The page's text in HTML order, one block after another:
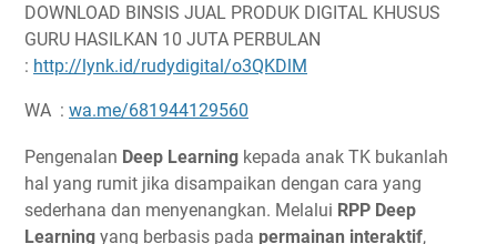
DOWNLOAD BINSIS JUAL PRODUK DIGITAL KHUSUS
GURU HASILKAN 10 JUTA PERBULAN
: http://lynk.id/rudydigital/o3QKDlM
WA : wa.me/681944129560
Pengenalan Deep Learning kepada anak TK bukanlah
hal yang rumit jika disampaikan dengan cara yang
sederhana dan menyenangkan. Melalui RPP Deep
Learning yang berbasis pada permainan interaktif,